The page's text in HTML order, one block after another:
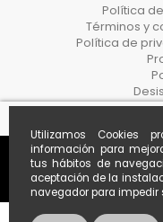
Utilizamos Cookies
información para
tus hábitos de
aceptación de la
navegador para impedir
Política
Términos y
Política de